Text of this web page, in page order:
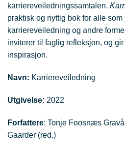
karriereveiledningssamtalen.
praktisk og nyttig bok for alle som
karriereveiledning og andre
inviterer til faglig refleksjon, og
inspirasjon.
Navn: Karriereveiledning
Utgivelse: 2022
Forfattere: Tonje Foosnæs
Gaarder (red.)